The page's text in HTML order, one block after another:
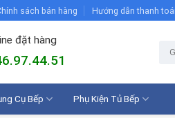
sách bán hàng Hướng dẫn thanh
đặt hàng
Cụ Bếp Phụ Kiện Tủ Bếp